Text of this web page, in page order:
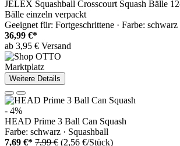
JELEX Squashball Crosscourt Squash Bälle
Bälle einzeln verpackt
Geeignet für: Fortgeschrittene · Farbe: schwarz
36,99 €*
ab 3,95 € Versand
Marktplatz
Weitere Details
- 4%
HEAD Prime 3 Ball Can Squash
Farbe: schwarz · Squashball
7,69 €* 7,99 € (2,56 €/Stück)